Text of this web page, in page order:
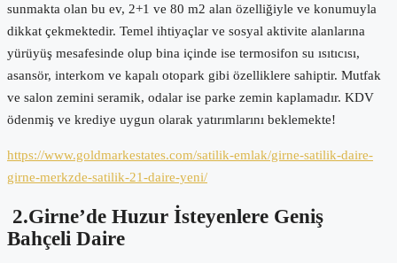
sunmakta olan bu ev, 2+1 ve 80 m2 alan özelliğiyle ve konumuyla
dikkat çekmektedir. Temel ihtiyaçlar ve sosyal aktivite alanlarına
yürüyüş mesafesinde olup bina içinde ise termosifon su ısıtıcısı,
asansör, interkom ve kapalı otopark gibi özelliklere sahiptir. Mutfak
ve salon zemini seramik, odalar ise parke zemin kaplamadır. KDV
ödenmiş ve krediye uygun olarak yatırımlarını beklemekte!
https://www.goldmarkestates.com/satilik-emlak/girne-satilik-daire-
girne-merkzde-satilik-21-daire-yeni/
2.Girne’de Huzur İsteyenlere Geniş
Bahçeli Daire